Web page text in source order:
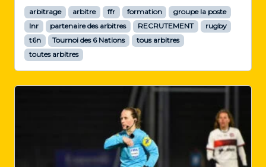
arbitrage arbitre ffr formation
groupe la poste
lnr
partenaire des arbitres RECRUTEMENT
rugby
t6n
Tournoi des 6 Nations
tous arbitres
toutes arbitres